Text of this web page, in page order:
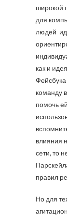
широкой
для
людей
как и
команду
помочь
влияния
сети, то
правил
Но для